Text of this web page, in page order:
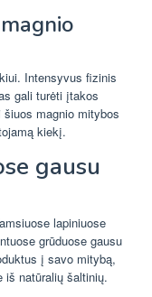
Intensyvus fizinis
gali turėti įtakos
magnio mitybos
kiekį.
gausu
lapiniuose
grūduose gausu
į savo mitybą,
iš natūralių šaltinių.